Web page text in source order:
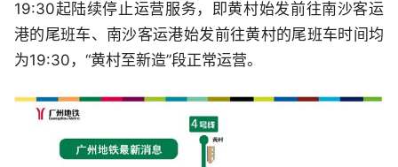
19:30起陆续停止运营服务，即黄村始发前往南沙客运
港的尾班车、南沙客运港始发前往黄村的尾班车时间均
为19:30，“黄村至新造”段正常运营。